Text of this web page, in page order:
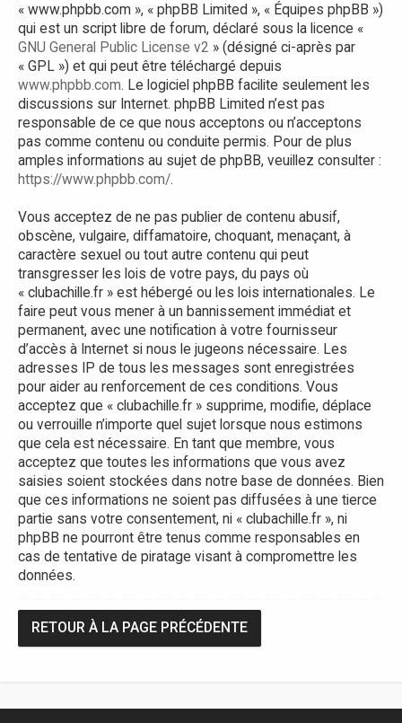
« www.phpbb.com », « phpBB Limited », « Équipes phpBB »)
qui est un script libre de forum, déclaré sous la licence «
GNU General Public License v2 » (désigné ci-après par
« GPL ») et qui peut être téléchargé depuis
www.phpbb.com. Le logiciel phpBB facilite seulement les
discussions sur Internet. phpBB Limited n’est pas
responsable de ce que nous acceptons ou n’acceptons
pas comme contenu ou conduite permis. Pour de plus
amples informations au sujet de phpBB, veuillez consulter :
https://www.phpbb.com/.
Vous acceptez de ne pas publier de contenu abusif,
obscène, vulgaire, diffamatoire, choquant, menaçant, à
caractère sexuel ou tout autre contenu qui peut
transgresser les lois de votre pays, du pays où
« clubachille.fr » est hébergé ou les lois internationales. Le
faire peut vous mener à un bannissement immédiat et
permanent, avec une notification à votre fournisseur
d’accès à Internet si nous le jugeons nécessaire. Les
adresses IP de tous les messages sont enregistrées
pour aider au renforcement de ces conditions. Vous
acceptez que « clubachille.fr » supprime, modifie, déplace
ou verrouille n’importe quel sujet lorsque nous estimons
que cela est nécessaire. En tant que membre, vous
acceptez que toutes les informations que vous avez
saisies soient stockées dans notre base de données. Bien
que ces informations ne soient pas diffusées à une tierce
partie sans votre consentement, ni « clubachille.fr », ni
phpBB ne pourront être tenus comme responsables en
cas de tentative de piratage visant à compromettre les
données.
RETOUR À LA PAGE PRÉCÉDENTE